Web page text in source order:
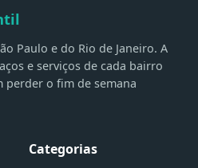
Paulo e do Rio de Janeiro. A
e serviços de cada bairro
perder o fim de semana
Categorias